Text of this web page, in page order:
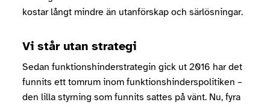
kostar långt mindre än utanförskap och särlösningar.
Vi står utan strategi
Sedan funktionshinderstrategin gick ut 2016 har det
funnits ett tomrum inom funktionshinderspolitiken –
den lilla styrning som funnits sattes på vänt. Nu, fyra